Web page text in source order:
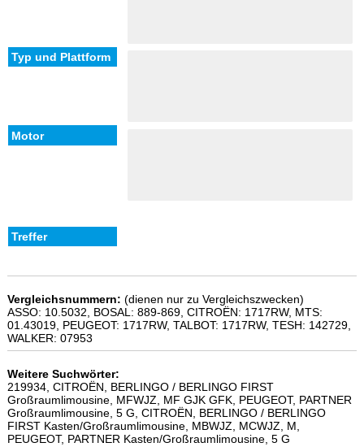
Vergleichsnummern: (dienen nur zu Vergleichszwecken)
ASSO: 10.5032, BOSAL: 889-869, CITROËN: 1717RW, MTS:
01.43019, PEUGEOT: 1717RW, TALBOT: 1717RW, TESH: 142729,
WALKER: 07953
Weitere Suchwörter:
219934, CITROËN, BERLINGO / BERLINGO FIRST
Großraumlimousine, MFWJZ, MF GJK GFK, PEUGEOT, PARTNER
Großraumlimousine, 5 G, CITROËN, BERLINGO / BERLINGO
FIRST Kasten/Großraumlimousine, MBWJZ, MCWJZ, M,
PEUGEOT, PARTNER Kasten/Großraumlimousine, 5 G